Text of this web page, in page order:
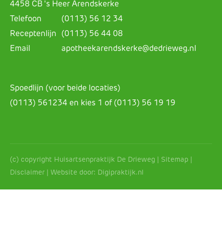
4458 CB 's Heer Arendskerke
Telefoon
(0113) 56 12 34
Receptenlijn
(0113) 56 44 08
Email
apotheekarendskerke@dedrieweg.nl
Spoedlijn (voor beide locaties)
(0113) 561234 en kies 1 of (0113) 56 19 19
(c) copyright Huisartsenpraktijk De Drieweg | Sitemap
Disclaimer | Website door: Digipraktijk.nl